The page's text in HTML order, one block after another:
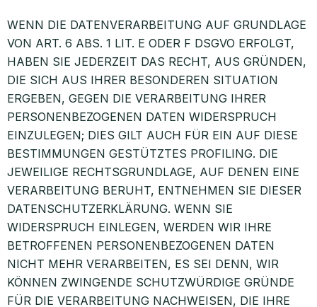
WENN DIE DATENVERARBEITUNG AUF GRUNDLAGE
VON ART. 6 ABS. 1 LIT. E ODER F DSGVO ERFOLGT,
HABEN SIE JEDERZEIT DAS RECHT, AUS GRÜNDEN,
DIE SICH AUS IHRER BESONDEREN SITUATION
ERGEBEN, GEGEN DIE VERARBEITUNG IHRER
PERSONENBEZOGENEN DATEN WIDERSPRUCH
EINZULEGEN; DIES GILT AUCH FÜR EIN AUF DIESE
BESTIMMUNGEN GESTÜTZTES PROFILING. DIE
JEWEILIGE RECHTSGRUNDLAGE, AUF DENEN EINE
VERARBEITUNG BERUHT, ENTNEHMEN SIE DIESER
DATENSCHUTZERKLÄRUNG. WENN SIE
WIDERSPRUCH EINLEGEN, WERDEN WIR IHRE
BETROFFENEN PERSONENBEZOGENEN DATEN
NICHT MEHR VERARBEITEN, ES SEI DENN, WIR
KÖNNEN ZWINGENDE SCHUTZWÜRDIGE GRÜNDE
FÜR DIE VERARBEITUNG NACHWEISEN, DIE IHRE